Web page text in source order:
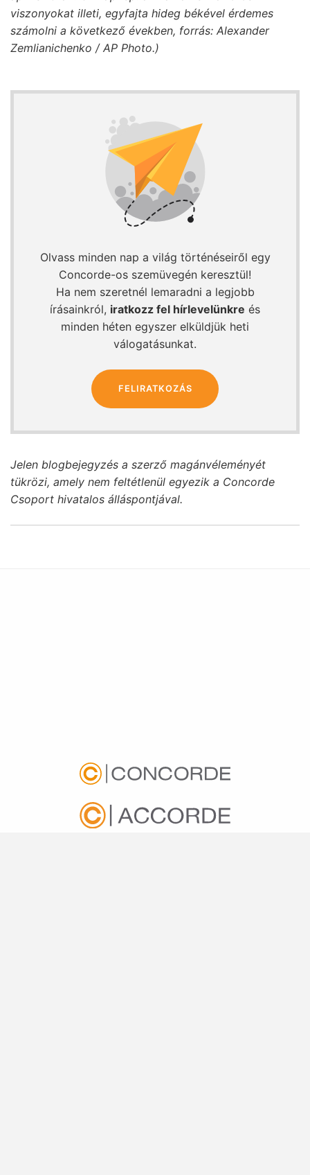
viszonyokat illeti, egyfajta hideg békével érdemes
számolni a következő években, forrás: Alexander
Zemlianichenko / AP Photo.)
Olvass minden nap a világ történéseiről egy
Concorde-os szemüvegén keresztül!
Ha nem szeretnél lemaradni a legjobb
írásainkról, iratkozz fel hírlevelünkre és
minden héten egyszer elküldjük heti
válogatásunkat.
FELIRATKOZÁS
Jelen blogbejegyzés a szerző magánvéleményét
tükrözi, amely nem feltétlenül egyezik a Concorde
Csoport hivatalos álláspontjával.